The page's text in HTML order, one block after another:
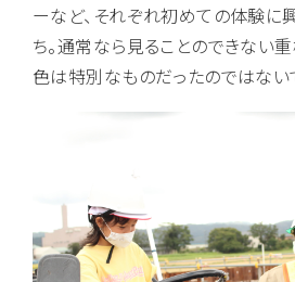
ーなど、それぞれ初めての体験
ち。通常なら見ることのできない
色は特別なものだったのではない